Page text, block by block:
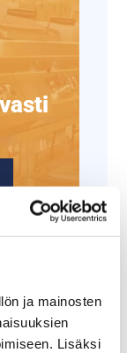
ja mainosten
Lisäksi